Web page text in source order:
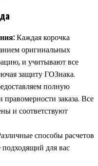
Каждая корочка
оригинальных
и учитывают все
защиту ГОЗнака.
полную
заказа. Все
и соответствуют
способы расчетов
для вас